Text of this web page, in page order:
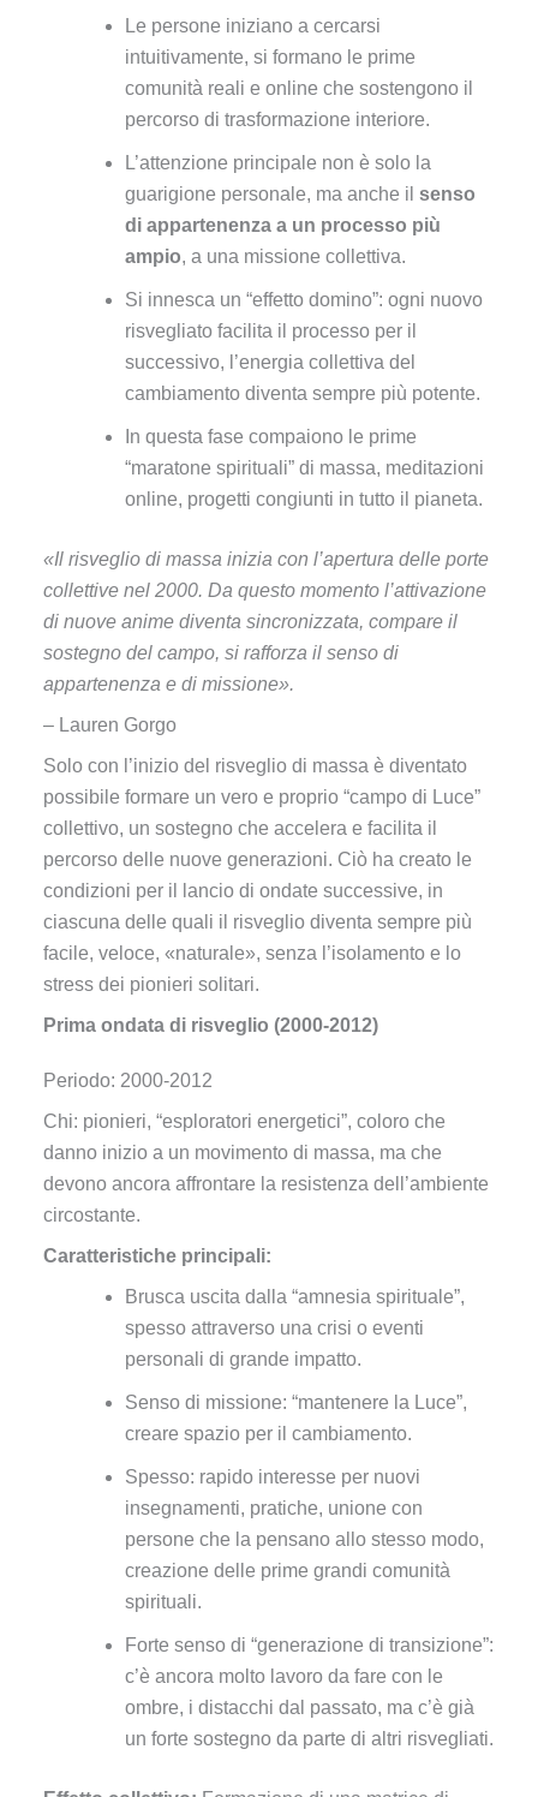
Le persone iniziano a cercarsi
intuitivamente, si formano le prime
comunità reali e online che sostengono il
percorso di trasformazione interiore.
L’attenzione principale non è solo la
guarigione personale, ma anche il senso
di appartenenza a un processo più
ampio, a una missione collettiva.
Si innesca un “effetto domino”: ogni nuovo
risvegliato facilita il processo per il
successivo, l’energia collettiva del
cambiamento diventa sempre più potente.
In questa fase compaiono le prime
“maratone spirituali” di massa, meditazioni
online, progetti congiunti in tutto il pianeta.
«Il risveglio di massa inizia con l’apertura delle porte
collettive nel 2000. Da questo momento l’attivazione
di nuove anime diventa sincronizzata, compare il
sostegno del campo, si rafforza il senso di
appartenenza e di missione».
– Lauren Gorgo
Solo con l’inizio del risveglio di massa è diventato
possibile formare un vero e proprio “campo di Luce”
collettivo, un sostegno che accelera e facilita il
percorso delle nuove generazioni. Ciò ha creato le
condizioni per il lancio di ondate successive, in
ciascuna delle quali il risveglio diventa sempre più
facile, veloce, «naturale», senza l’isolamento e lo
stress dei pionieri solitari.
Prima ondata di risveglio (2000-2012)
Periodo: 2000-2012
Chi: pionieri, “esploratori energetici”, coloro che
danno inizio a un movimento di massa, ma che
devono ancora affrontare la resistenza dell’ambiente
circostante.
Caratteristiche principali:
Brusca uscita dalla “amnesia spirituale”,
spesso attraverso una crisi o eventi
personali di grande impatto.
Senso di missione: “mantenere la Luce”,
creare spazio per il cambiamento.
Spesso: rapido interesse per nuovi
insegnamenti, pratiche, unione con
persone che la pensano allo stesso modo,
creazione delle prime grandi comunità
spirituali.
Forte senso di “generazione di transizione”:
c’è ancora molto lavoro da fare con le
ombre, i distacchi dal passato, ma c’è già
un forte sostegno da parte di altri risvegliati.